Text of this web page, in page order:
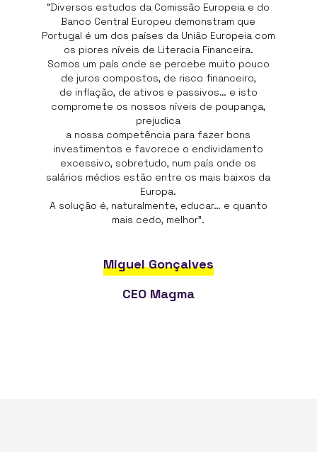
“Diversos estudos da Comissão Europeia e do
Banco Central Europeu demonstram que
Portugal é um dos países da União Europeia com
os piores níveis de Literacia Financeira.
Somos um país onde se percebe muito pouco
de juros compostos, de risco financeiro,
de inflação, de ativos e passivos… e isto
compromete os nossos níveis de poupança,
prejudica
a nossa competência para fazer bons
investimentos e favorece o endividamento
excessivo, sobretudo, num país onde os
salários médios estão entre os mais baixos da
Europa.
A solução é, naturalmente, educar… e quanto
mais cedo, melhor”.
Miguel Gonçalves
CEO Magma